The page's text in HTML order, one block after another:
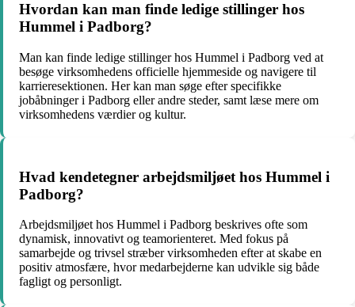
Hvordan kan man finde ledige stillinger hos
Hummel i Padborg?
Man kan finde ledige stillinger hos Hummel i Padborg ved at
besøge virksomhedens officielle hjemmeside og navigere til
karrieresektionen. Her kan man søge efter specifikke
jobåbninger i Padborg eller andre steder, samt læse mere om
virksomhedens værdier og kultur.
Hvad kendetegner arbejdsmiljøet hos Hummel i
Padborg?
Arbejdsmiljøet hos Hummel i Padborg beskrives ofte som
dynamisk, innovativt og teamorienteret. Med fokus på
samarbejde og trivsel stræber virksomheden efter at skabe en
positiv atmosfære, hvor medarbejderne kan udvikle sig både
fagligt og personligt.